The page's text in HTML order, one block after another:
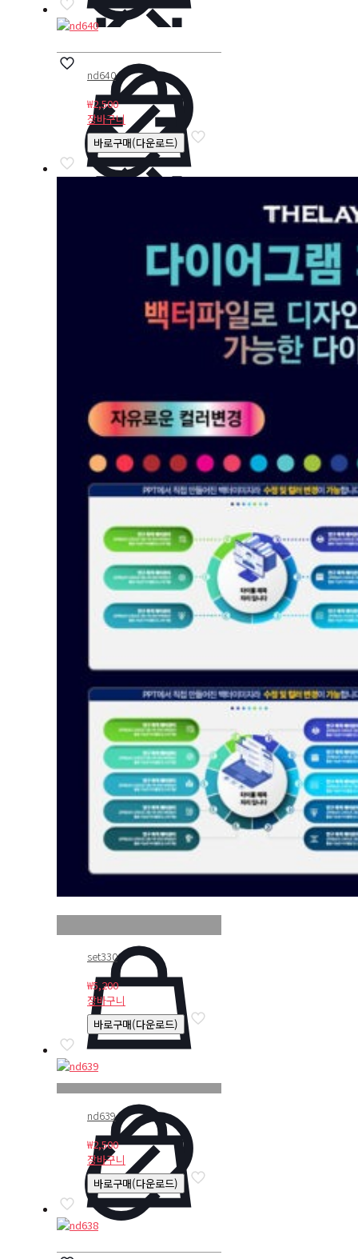
nd640
₩2,500
장바구니
바로구매(다운로드)
set330
₩5,200
장바구니
바로구매(다운로드)
nd639
₩2,500
장바구니
바로구매(다운로드)